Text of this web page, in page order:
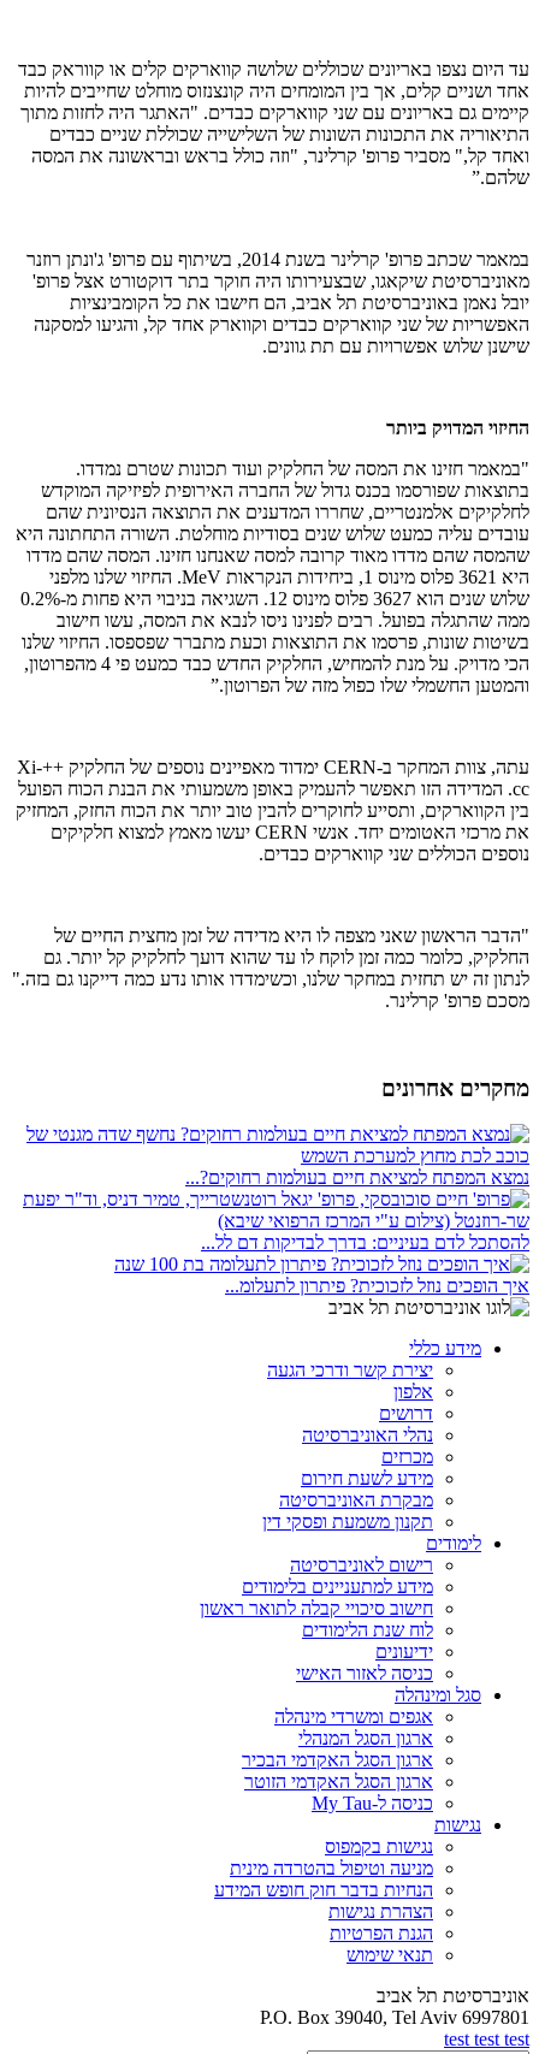
עד היום נצפו באריונים שכוללים שלושה קווארקים קלים או קווראק כבד
אחד ושניים קלים, אך בין המומחים היה קונצנזוס מוחלט שחייבים להיות
קיימים גם באריונים עם שני קווארקים כבדים. "האתגר היה לחזות מתוך
התיאוריה את התכונות השונות של השלישייה שכוללת שניים כבדים
ואחד קל," מסביר פרופ' קרלינר, "וזה כולל בראש ובראשונה את המסה
שלהם.”
במאמר שכתב פרופ' קרלינר בשנת 2014, בשיתוף עם פרופ' ג'ונתן רוזנר
מאוניברסיטת שיקאגו, שבצעירותו היה חוקר בתר דוקטורט אצל פרופ'
יובל נאמן באוניברסיטת תל אביב, הם חישבו את כל הקומבינציות
האפשריות של שני קווארקים כבדים וקווארק אחד קל, והגיעו למסקנה
שישנן שלוש אפשרויות עם תת גוונים.
החיזוי המדויק ביותר
"במאמר חזינו את המסה של החלקיק ועוד תכונות שטרם נמדדו.
בתוצאות שפורסמו בכנס גדול של החברה האירופית לפיזיקה המוקדש
לחלקיקים אלמנטריים, שחררו המדענים את התוצאה הנסיונית שהם
עובדים עליה כמעט שלוש שנים בסודיות מוחלטת. השורה התחתונה היא
שהמסה שהם מדדו מאוד קרובה למסה שאנחנו חזינו. המסה שהם מדדו
היא 3621 פלוס מינוס 1, ביחידות הנקראות MeV. החיזוי שלנו מלפני
שלוש שנים הוא 3627 פלוס מינוס 12. השגיאה בניבוי היא פחות מ-0.2%
ממה שהתגלה בפועל. רבים לפנינו ניסו לנבא את המסה, עשו חישוב
בשיטות שונות, פרסמו את התוצאות וכעת מתברר שפספסו. החיזוי שלנו
הכי מדויק. על מנת להמחיש, החלקיק החדש כבד כמעט פי 4 מהפרוטון,
והמטען החשמלי שלו כפול מזה של הפרוטון.”
עתה, צוות המחקר ב-CERN ימדוד מאפיינים נוספים של החלקיק ++Xi-
cc. המדידה הזו תאפשר להעמיק באופן משמעותי את הבנת הכוח הפועל
בין הקווארקים, ותסייע לחוקרים להבין טוב יותר את הכוח החזק, המחזיק
את מרכזי האטומים יחד. אנשי CERN יעשו מאמץ למצוא חלקיקים
נוספים הכוללים שני קווארקים כבדים.
"הדבר הראשון שאני מצפה לו היא מדידה של זמן מחצית החיים של
החלקיק, כלומר כמה זמן לוקח לו עד שהוא דועך לחלקיק קל יותר. גם
לנתון זה יש תחזית במחקר שלנו, וכשימדדו אותו נדע כמה דייקנו גם בזה."
מסכם פרופ' קרלינר.
מחקרים אחרונים
נמצא המפתח למציאת חיים בעולמות רחוקים?...
להסתכל לדם בעיניים: בדרך לבדיקות דם לל...
איך הופכים נוזל לזכוכית? פיתרון לתעלומ...
מידע כללי
יצירת קשר ודרכי הגעה
אלפון
דרושים
נהלי האוניברסיטה
מכרזים
מידע לשעת חירום
מבקרת האוניברסיטה
תקנון משמעת ופסקי דין
לימודים
רישום לאוניברסיטה
מידע למתעניינים בלימודים
חישוב סיכויי קבלה לתואר ראשון
לוח שנת הלימודים
ידיעונים
כניסה לאזור האישי
סגל ומינהלה
אגפים ומשרדי מינהלה
ארגון הסגל המנהלי
ארגון הסגל האקדמי הבכיר
ארגון הסגל האקדמי הזוטר
כניסה ל-My Tau
נגישות
נגישות בקמפוס
מניעה וטיפול בהטרדה מינית
הנחיות בדבר חוק חופש המידע
הצהרת נגישות
הגנת הפרטיות
תנאי שימוש
אוניברסיטת תל אביב
P.O. Box 39040, Tel Aviv 6997801
test test test